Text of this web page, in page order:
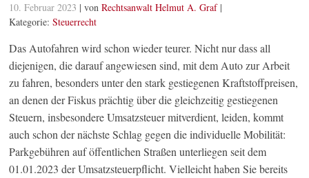
10. Februar 2023 | vonRechtsanwalt Helmut A. Graf|
Kategorie:Steuerrecht
Das Autofahren wird schon wieder teurer. Nicht nur dass all
diejenigen, die darauf angewiesen sind, mit dem Auto zur Arbeit
zu fahren, besonders unter den stark gestiegenen Kraftstoffpreisen,
an denen der Fiskus prächtig über die gleichzeitig gestiegenen
Steuern, insbesondere Umsatzsteuer mitverdient, leiden, kommt
auch schon der nächste Schlag gegen die individuelle Mobilität:
Parkgebühren auf öffentlichen Straßen unterliegen seit dem
01.01.2023 der Umsatzsteuerpflicht. Vielleicht haben Sie bereits